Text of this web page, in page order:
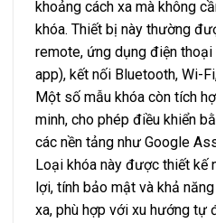
khoảng cách xa mà không
khóa. Thiết bị này thường
remote, ứng dụng điện
app), kết nối Bluetooth, Wi-
Một số mẫu khóa còn tích
minh, cho phép điều khiển
các nền tảng như Google
Loại khóa này được thiết kế
lợi, tính bảo mật và khả
xa, phù hợp với xu hướng tự